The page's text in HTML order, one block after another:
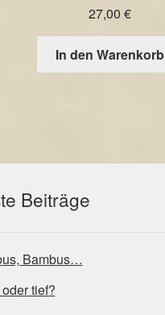
27,00 €
In den Warenkorb
Beiträge
Bambus…
tief?